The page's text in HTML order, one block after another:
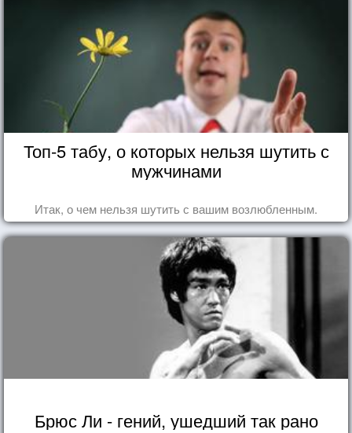
Топ-5 табу, о которых нельзя шутить с
мужчинами
Итак, о чем нельзя шутить с вашим возлюбленным.
Брюс Ли - гений, ушедший так рано